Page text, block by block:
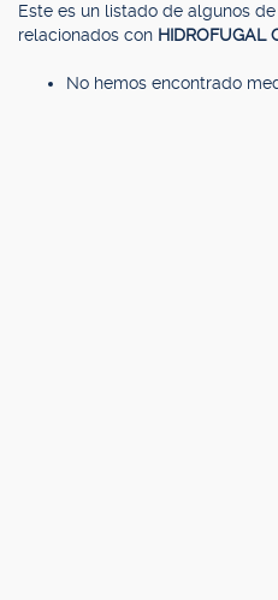
Este es un listado de algunos
relacionados con HIDROFUGAL
No hemos encontrado